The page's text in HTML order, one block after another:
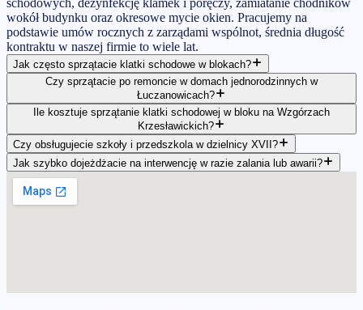
wokół budynku oraz okresowe mycie okien. Pracujemy na
podstawie umów rocznych z zarządami wspólnot, średnia długość
kontraktu w naszej firmie to wiele lat.
Jak często sprzątacie klatki schodowe w blokach?
Czy sprzątacie po remoncie w domach jednorodzinnych w
Łuczanowicach?
Ile kosztuje sprzątanie klatki schodowej w bloku na Wzgórzach
Krzesławickich?
Czy obsługujecie szkoły i przedszkola w dzielnicy XVII?
Jak szybko dojeżdżacie na interwencję w razie zalania lub awarii?